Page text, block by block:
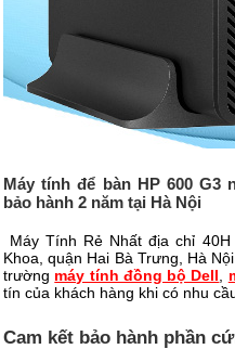
Máy tính để bàn HP 600
bảo hành 2 năm tại Hà Nội
Máy Tính Rẻ Nhất địa chỉ
Khoa, quận Hai Bà Trưng, Hà
trường máy tính đồng bộ Dell
tín của khách hàng khi có nhu
Cam kết bảo hành phần